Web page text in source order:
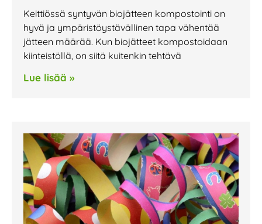
Keittiössä syntyvän biojätteen kompostointi on
hyvä ja ympäristöystävällinen tapa vähentää
jätteen määrää. Kun biojätteet kompostoidaan
kiinteistöllä, on siitä kuitenkin tehtävä
Lue lisää »